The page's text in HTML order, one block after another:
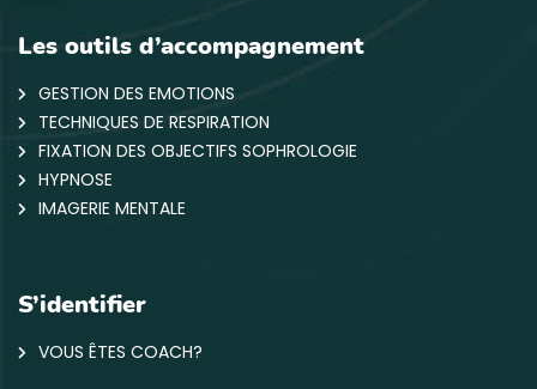
Les outils d’accompagnement
GESTION DES EMOTIONS
TECHNIQUES DE RESPIRATION
FIXATION DES OBJECTIFS SOPHROLOGIE
HYPNOSE
IMAGERIE MENTALE
S’identifier
VOUS ÊTES COACH?